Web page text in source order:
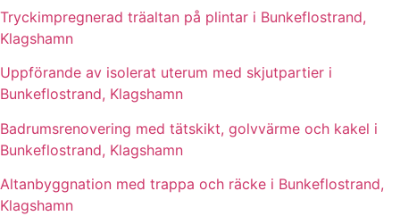
Tryckimpregnerad träaltan på plintar i Bunkeflostrand,
Klagshamn
Uppförande av isolerat uterum med skjutpartier i
Bunkeflostrand, Klagshamn
Badrumsrenovering med tätskikt, golvvärme och kakel i
Bunkeflostrand, Klagshamn
Altanbyggnation med trappa och räcke i Bunkeflostrand,
Klagshamn